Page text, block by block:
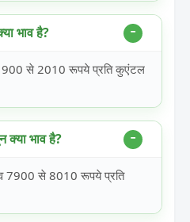
भाव है?
से 2010 रूपये प्रति कुएंटल
भाव है?
7900 से 8010 रूपये प्रति